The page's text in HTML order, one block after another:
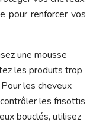
pour renforcer vos
une mousse
les produits trop
les cheveux
les frisottis
bouclés, utilisez